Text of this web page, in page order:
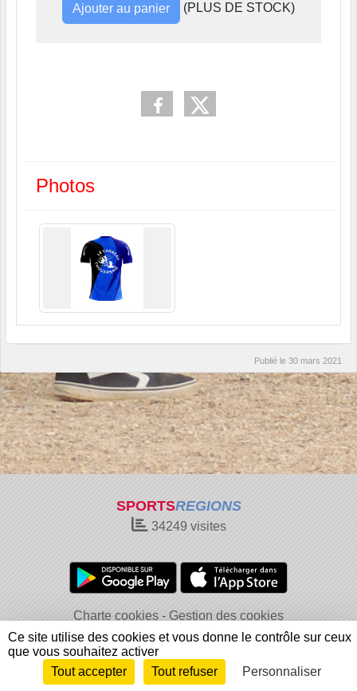
Ajouter au panier (PLUS DE STOCK)
Photos
Publié le 30 mars 2021
SPORTSREGIONS
34249 visites
Charte cookies
Gestion des cookies
Informations légales
Signaler un contenu inapproprié
Envie de participer ? Connexion
Ce site utilise des cookies et vous donne le contrôle sur ceux
que vous souhaitez activer
Tout accepter
Tout refuser Personnaliser